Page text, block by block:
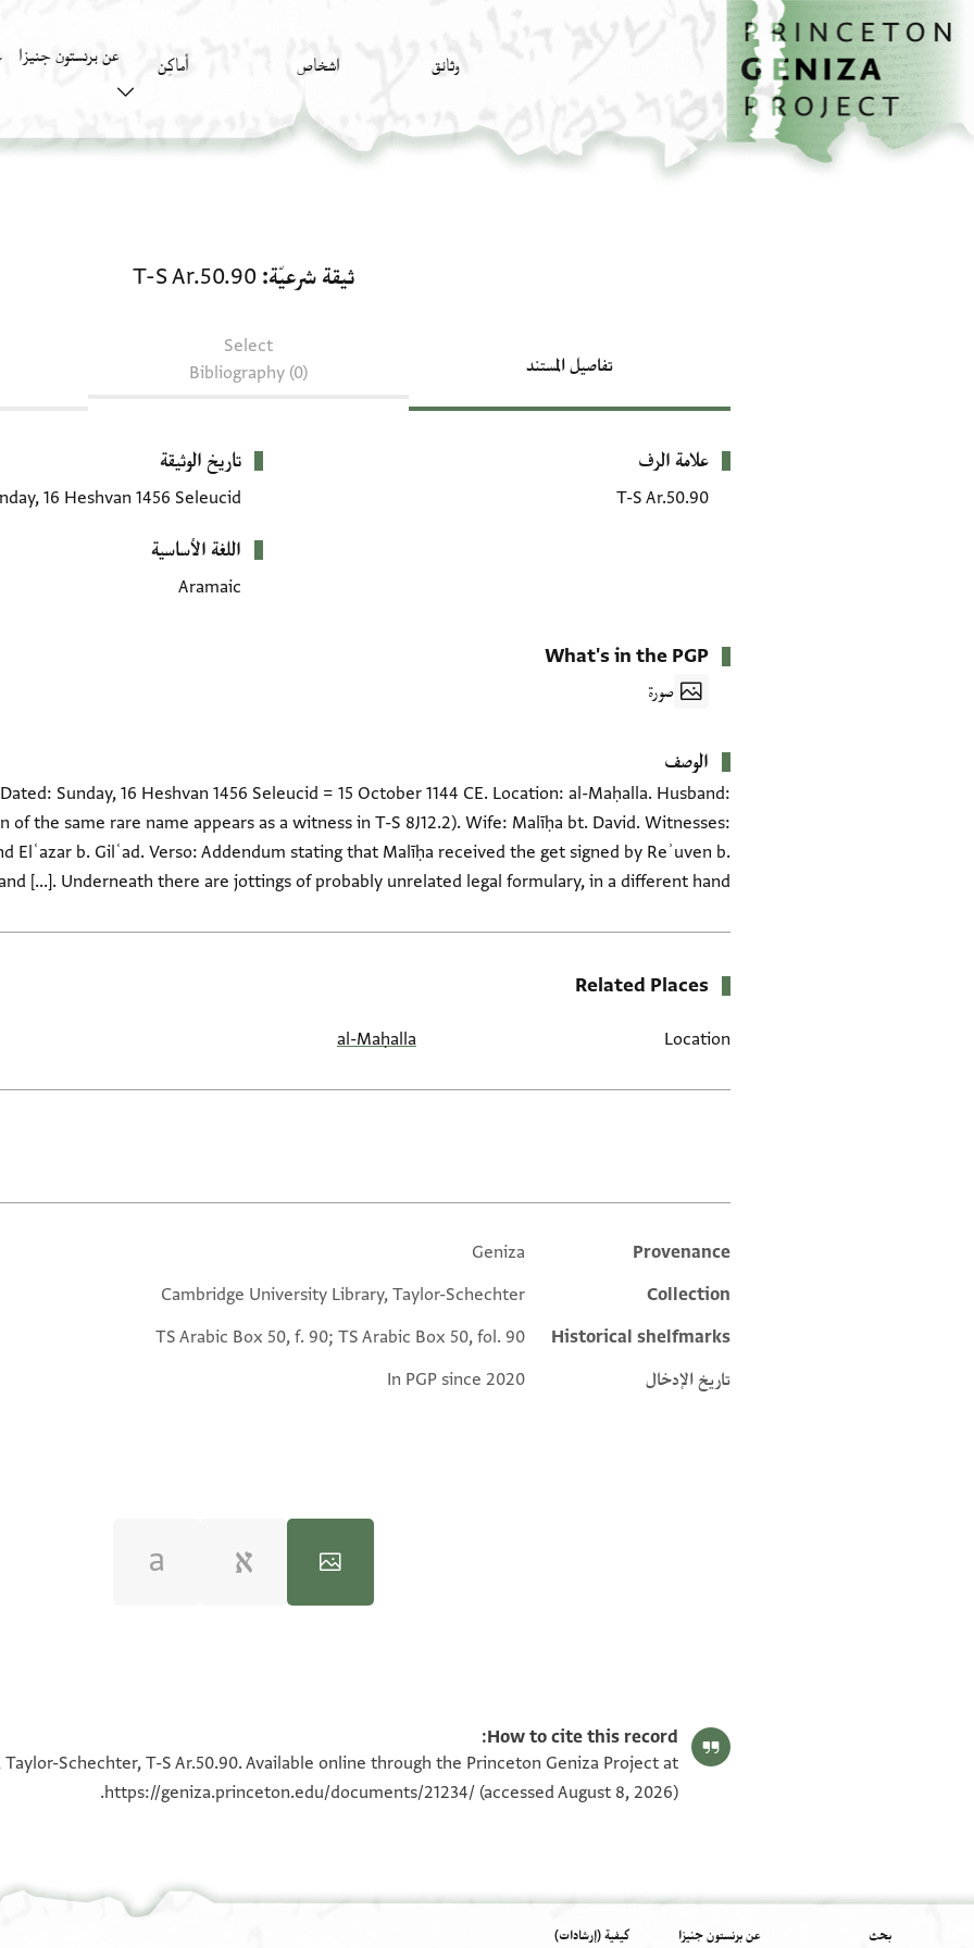
تخطي إلى المحتوى الرئيسي
الصفحة الرئيسية
وثائق اشخاص أَماكِن عن برنستون جنيزا
ثيقة شرعيّة T-S Ar.50.90
تفاصيل المستند
Select
Bibliography (0)
بيانات التعريف
علامة الرف
T-S Ar.50.90
تاريخ الوثيقة
16 Heshvan 1456 Seleucid
اللغة الأساسية
Aramaic
What's in the PGP
صورة
الوصف
Sunday, 16 Heshvan 1456 Seleucid = 15 October 1144 CE. Location: al-Maḥalla. Husband:
of the same rare name appears as a witness in T-S 8J12.2). Wife: Malīḥa bt. David. Witnesses:
Elʿazar b. Gilʿad. Verso: Addendum stating that Malīḥa received the get signed by Reʾuven b.
[...]. Underneath there are jottings of probably unrelated legal formulary, in a different hand.
Related Places
Location
al-Maḥalla
Additional metadata
Provenance
Geniza
Collection
Cambridge University Library, Taylor-Schechter
Historical shelfmarks
TS Arabic Box 50, f. 90; TS Arabic Box 50, fol. 90
تاريخ الإدخال
In PGP since 2020
100%
100%
How to cite this record:
Schechter, T-S Ar.50.90. Available online through the Princeton Geniza Project at
https://geniza.princeton.edu/documents/21234/ (accessed August 8, 2026).
بحث عن برنستون جنيزا كيفية (إرشادات)